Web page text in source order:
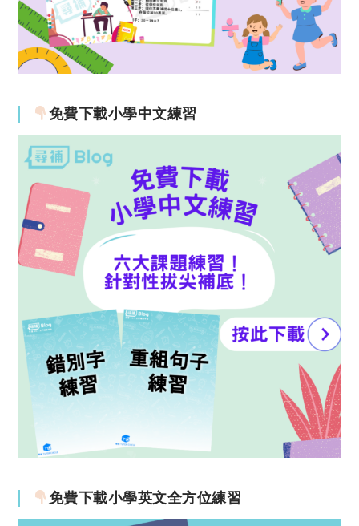
免費下載小學中文練習
免費下載小學英文全方位練習